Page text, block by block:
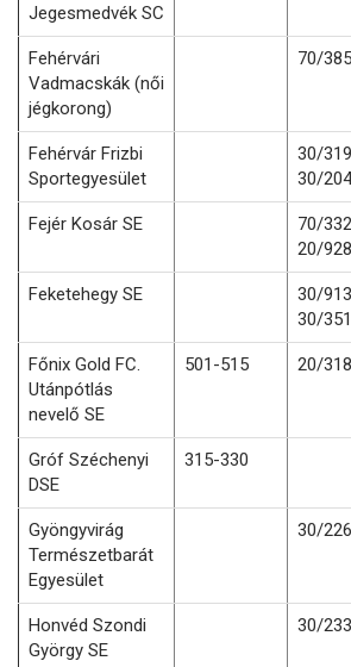
Jegesmedvék SC
Fehérvári
Vadmacskák (női
jégkorong)
70/
Fehérvár Frizbi
Sportegyesület
30/
30/
Fejér Kosár SE
70/
20/
Feketehegy SE
30/
30/
Főnix Gold FC.
Utánpótlás
nevelő SE
501-515 20/
Gróf Széchenyi
DSE
315-330
Gyöngyvirág
Természetbarát
Egyesület
30/
Honvéd Szondi
György SE
30/